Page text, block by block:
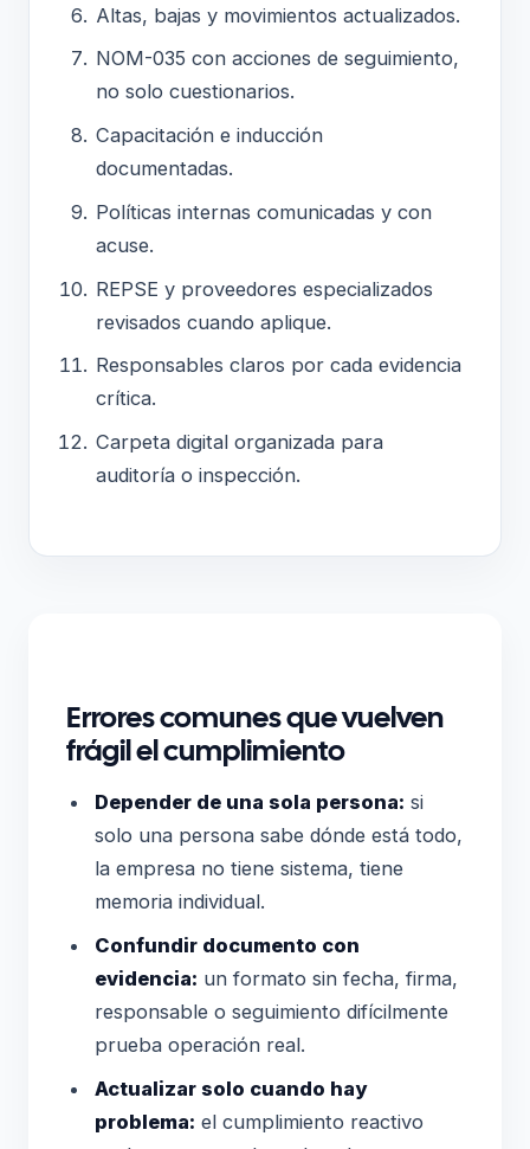
Altas, bajas y movimientos actualizados.
NOM-035 con acciones de seguimiento,
no solo cuestionarios.
Capacitación e inducción
documentadas.
Políticas internas comunicadas y con
acuse.
REPSE y proveedores especializados
revisados cuando aplique.
Responsables claros por cada evidencia
crítica.
Carpeta digital organizada para
auditoría o inspección.
Errores comunes que vuelven
frágil el cumplimiento
Depender de una sola persona: si
solo una persona sabe dónde está todo,
la empresa no tiene sistema, tiene
memoria individual.
Confundir documento con
evidencia: un formato sin fecha, firma,
responsable o seguimiento difícilmente
prueba operación real.
Actualizar solo cuando hay
problema: el cumplimiento reactivo